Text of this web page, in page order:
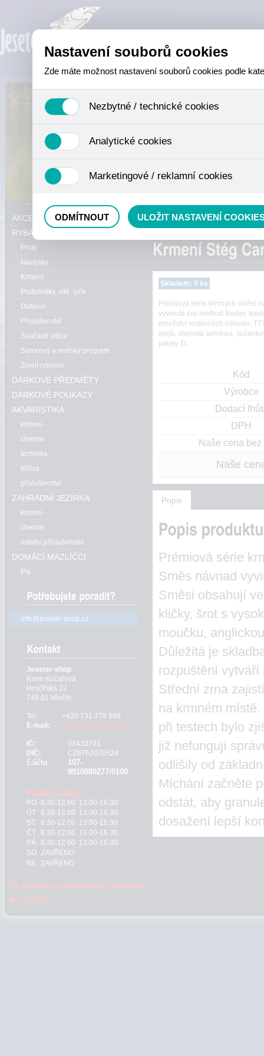
Právě se nacházíte:
Method mixy
Skladem: 0 ks
Prémiová série krmných směsí
vyvinutá pro method feeder,
množství rostlinných bílkovin,
olejů, olejnatá semínka,
pelety. D...
Kód
Výrobce
Dodací
DPH
Naše cena
Naše
Popis
Prémiová série
Směs návnad
Směsi obsahují
kličky, šrot s
moučku,
Důležitá je
rozpuštění
Střední zrna
na krmném
při testech bylo
již nefungují
odlišily od
Míchání začněte
odstát, aby
dosažení lepší
AKCE, SLEVY, VÝPRODEJ
RYBÁŘSKÝ SORTIMENT
Pruty
Navijáky
Krmení
Podběráky, sítě, tyče
Outdoor
Příslušenství
Součásti udice
Sumcový a mořský program
Zimní rybolov
DÁRKOVÉ PŘEDMĚTY
DÁRKOVÉ POUKAZY
AKVARISTIKA
krmení
chemie
technika
léčiva
příslušenství
ZAHRADNÍ JEZÍRKA
krmení
chemie
ostatní příslušenství
DOMÁCÍ MAZLÍČCI
Psi
info@jeseter-shop.cz
Jeseter-shop
Karin Kočařová
Hrnčířská 22
748 01 Hlučín
Tel:
+420 731 779 889
E-mail:
info@jeseter-shop.cz
IČ:
03430731
DIČ:
CZ6762070524
č.účtu
107-
8910880277/0100
PO 8.30-12.00 13.00-16.30
ÚT
8.30-12.00 13.00-16.30
ST
8.30-12.00 13.00-16.30
ČT
8.30-12.00 13.00-16.30
PÁ
8.30-12.00 13.00-16.00
SO ZAVŘENO
NE ZAVŘENO
Po předchozí telefonické domluvě
do 17.00!!!
Nastavení souborů cookies
Zde máte možnost nastavení souborů cookies podle
Nezbytné / technické cookies
se mimo jiné k ukládání produktů v nákupním košíku,
není zapotřebí Váš souhlas a není možné jej ani odebrat.
Analytické cookies
nejedná o osobní údaje, protože anonymizované cookies
odkazy, prohlížené zboží apod.
Marketingové / reklamní cookies
ODMÍTNOUT ULOŽIT NASTAVENÍ